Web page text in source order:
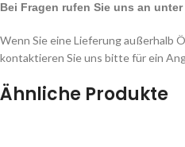
Bei Fragen rufen Sie uns an unter
Wenn Sie eine Lieferung außerhalb
kontaktieren Sie uns bitte für ein
Ähnliche Produkte